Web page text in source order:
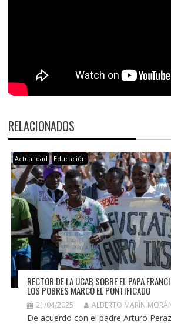
RELACIONADOS
Actualidad Educación
RECTOR DE LA UCAB SOBRE EL PAPA
LOS POBRES MARCÓ EL PONTIFICADO
21/04/2025 ALBERTO MARÍN
De acuerdo con el padre Arturo